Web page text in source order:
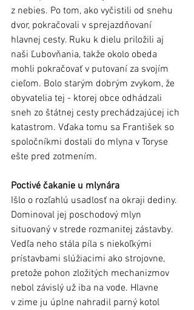
z nebies. Po tom, ako vyčistili od snehu
dvor, pokračovali v sprejazdňovaní
hlavnej cesty. Ruku k dielu priložili aj
naši Ľubovňania, takže okolo obeda
mohli pokračovať v putovaní za svojím
cieľom. Bolo starým dobrým zvykom, že
obyvatelia tej - ktorej obce odhádzali
sneh zo štátnej cesty prechádzajúcej ich
katastrom. Vďaka tomu sa František so
spoločníkmi dostali do mlyna v Toryse
ešte pred zotmením.
Poctivé čakanie u mlynára
Išlo o rozľahlú usadlosť na okraji dediny.
Dominoval jej poschodový mlyn
situovaný v strede rozmanitej zástavby.
Vedľa neho stála píla s niekoľkými
prístavbami slúžiacimi ako strojovne,
pretože pohon zložitých mechanizmov
nebol závislý už iba na vode. Hlavne
v zime ju úplne nahradil parný kotol